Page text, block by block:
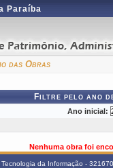
Paraíba
das Obras
Filtre pelo ano
Ano inicial:
Nenhuma obra foi
da Informação -